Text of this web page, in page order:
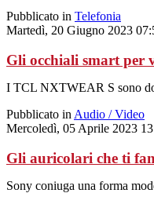
Pubblicato in Telefonia
Martedì, 20 Giugno 2023
Gli occhiali smart per
I TCL NXTWEAR S sono
Pubblicato in Audio / Video
Mercoledì, 05 Aprile 2023
Gli auricolari che ti
Sony coniuga una forma